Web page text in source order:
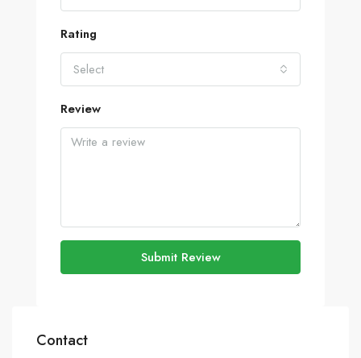
Rating
Select
Review
Submit Review
Contact